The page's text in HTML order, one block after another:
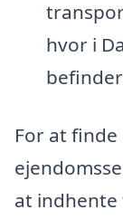
hvor i
For at
at